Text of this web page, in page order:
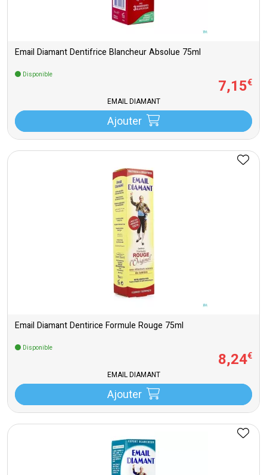
Email Diamant Dentifrice Blancheur Absolue 75ml
Disponible
7,15€
EMAIL DIAMANT
Ajouter
Email Diamant Dentirice Formule Rouge 75ml
Disponible
8,24€
EMAIL DIAMANT
Ajouter